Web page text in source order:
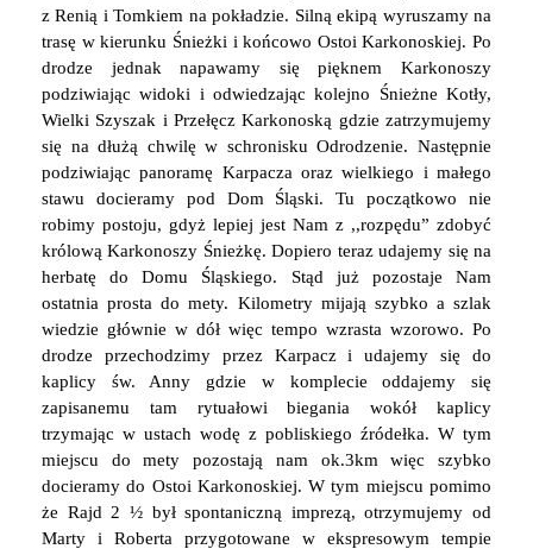
z Renią i Tomkiem na pokładzie. Silną ekipą wyruszamy na
trasę w kierunku Śnieżki i końcowo Ostoi Karkonoskiej. Po
drodze jednak napawamy się pięknem Karkonoszy
podziwiając widoki i odwiedzając kolejno Śnieżne Kotły,
Wielki Szyszak i Przełęcz Karkonoską gdzie zatrzymujemy
się na dłużą chwilę w schronisku Odrodzenie. Następnie
podziwiając panoramę Karpacza oraz wielkiego i małego
stawu docieramy pod Dom Śląski. Tu początkowo nie
robimy postoju, gdyż lepiej jest Nam z ,,rozpędu” zdobyć
królową Karkonoszy Śnieżkę. Dopiero teraz udajemy się na
herbatę do Domu Śląskiego. Stąd już pozostaje Nam
ostatnia prosta do mety. Kilometry mijają szybko a szlak
wiedzie głównie w dół więc tempo wzrasta wzorowo. Po
drodze przechodzimy przez Karpacz i udajemy się do
kaplicy św. Anny gdzie w komplecie oddajemy się
zapisanemu tam rytuałowi biegania wokół kaplicy
trzymając w ustach wodę z pobliskiego źródełka. W tym
miejscu do mety pozostają nam ok.3km więc szybko
docieramy do Ostoi Karkonoskiej. W tym miejscu pomimo
że Rajd 2 ½ był spontaniczną imprezą, otrzymujemy od
Marty i Roberta przygotowane w ekspresowym tempie